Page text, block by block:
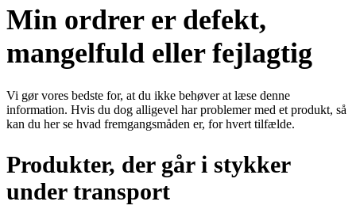
Min ordrer er defekt,
mangelfuld eller fejlagtig
Vi gør vores bedste for, at du ikke behøver at læse denne
information. Hvis du dog alligevel har problemer med et produkt, så
kan du her se hvad fremgangsmåden er, for hvert tilfælde.
Produkter, der går i stykker
under transport